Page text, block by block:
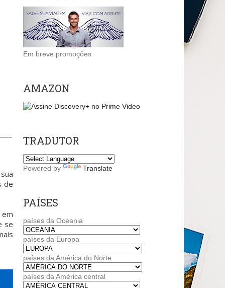
de
se
Em breve promoções
AMAZON
TRADUTOR
Powered by Translate
PAÍSES
países da Oceania
países da Europa
países da América do Norte
países da América central